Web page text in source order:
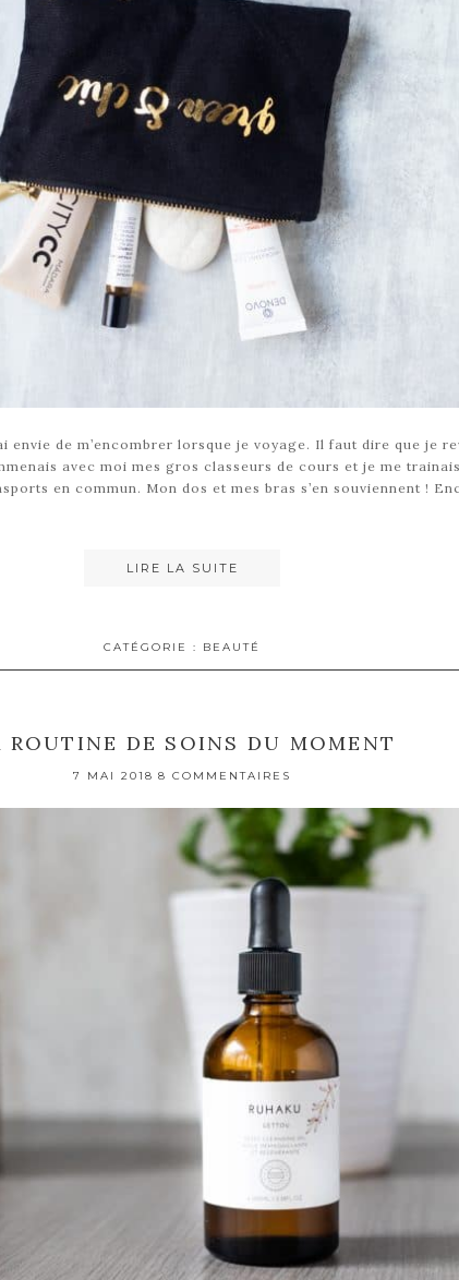
envie de m’encombrer lorsque je voyage. Il faut dire que je
avec moi mes gros classeurs de cours et je me
en commun. Mon dos et mes bras s’en souviennent !
LIRE LA SUITE
CATÉGORIE : BEAUTÉ
ROUTINE DE SOINS DU MOMENT
7 MAI 2018 8 COMMENTAIRES